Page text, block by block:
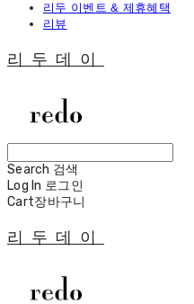
리두 이벤트 & 제휴혜택
리뷰
리두데이
Search 검색
Log In 로그인
Cart장바구니
리두데이